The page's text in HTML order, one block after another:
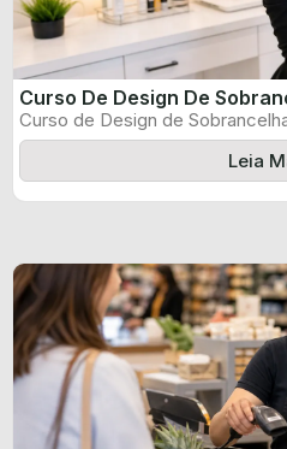
Curso De Design De
Curso de Design de
certificado informado pelo
Leia